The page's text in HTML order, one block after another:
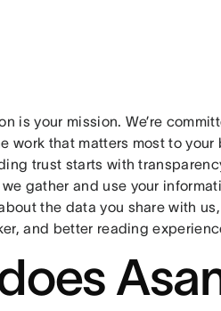
is your mission. We’re
work that matters most to
trust starts with
gather and use your
the data you share with
and better reading